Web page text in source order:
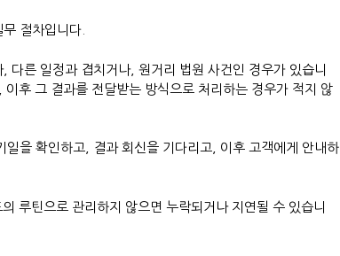
절차입니다.
다른 일정과 겹치거나, 원거리 법원 사건인 경우가 있습니
후 그 결과를 전달받는 방식으로 처리하는 경우가 적지 않
을 확인하고, 결과 회신을 기다리고, 이후 고객에게 안내하
루틴으로 관리하지 않으면 누락되거나 지연될 수 있습니